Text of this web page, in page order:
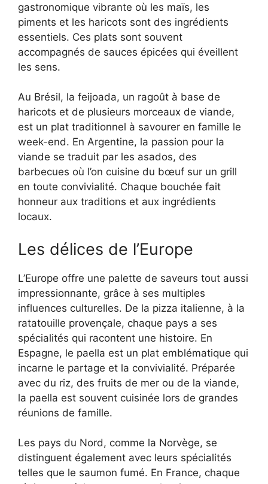
gastronomique vibrante où les maïs, les
piments et les haricots sont des ingrédients
essentiels. Ces plats sont souvent
accompagnés de sauces épicées qui éveillent
les sens.
Au Brésil, la feijoada, un ragoût à base de
haricots et de plusieurs morceaux de viande,
est un plat traditionnel à savourer en famille le
week-end. En Argentine, la passion pour la
viande se traduit par les asados, des
barbecues où l’on cuisine du bœuf sur un grill
en toute convivialité. Chaque bouchée fait
honneur aux traditions et aux ingrédients
locaux.
Les délices de l’Europe
L’Europe offre une palette de saveurs tout aussi
impressionnante, grâce à ses multiples
influences culturelles. De la pizza italienne, à la
ratatouille provençale, chaque pays a ses
spécialités qui racontent une histoire. En
Espagne, le paella est un plat emblématique qui
incarne le partage et la convivialité. Préparée
avec du riz, des fruits de mer ou de la viande,
la paella est souvent cuisinée lors de grandes
réunions de famille.
Les pays du Nord, comme la Norvège, se
distinguent également avec leurs spécialités
telles que le saumon fumé. En France, chaque